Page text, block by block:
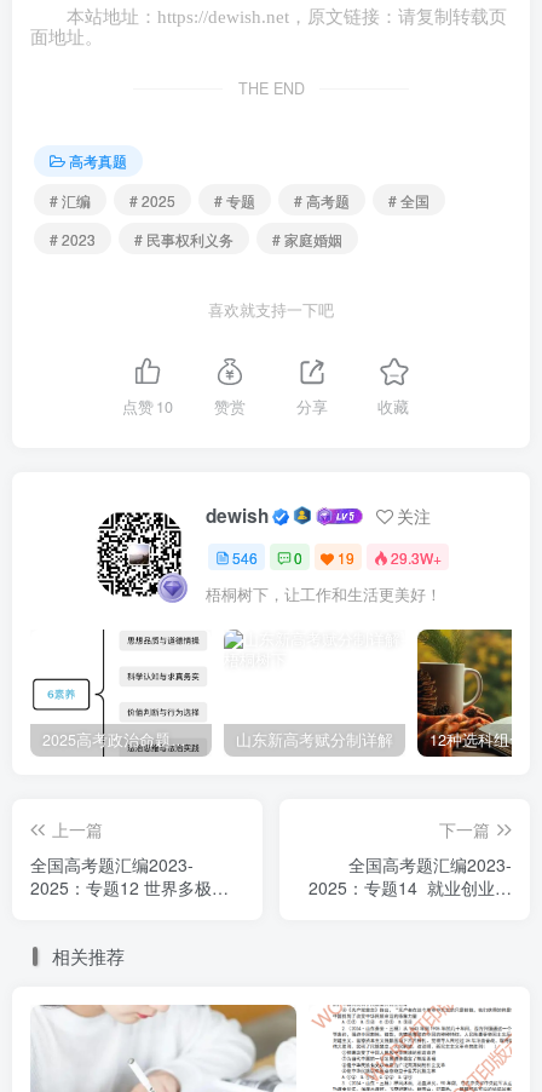
T14
安徽卷
山东卷
湖南卷
T13
家和万
广东卷
T15
安徽卷
河北卷
T18
重庆卷
T15
T19
福建卷
T15
湖南卷
T13
新课标
卷T16
薪火相
传有继承
北京卷
T11
甘肃卷
浙江卷1
月T27
江苏卷
T6
本站地址： https://dewish.net ，原文链接：请复制转载页
面地址。
THE END
高考真题
# 汇编
# 2025 # 专题 # 高考题
# 全国
# 2023
# 民事权利义务 # 家庭婚姻
喜欢就支持一下吧
点赞10 赞赏 分享 收藏
dewish 关注
546 0 19 29.3W+
梧桐树下，让工作和生活更美好！
2025高考政治命题纲要解读 山东新高考赋分制详解 12种选科组合
上一篇
全国高考题汇编2023-
2025：专题12 世界多极化
下一篇
全国高考题汇编2023-
2025：专题14 就业创业与
相关推荐